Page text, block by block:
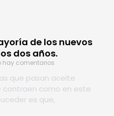
de los nuevos
dos años.
hay comentarios
que pasan aceite
contraen como en este
es que,